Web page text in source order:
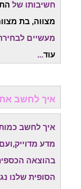
חשיבותו של
מצווה, בת
מעשיים
עוד...
איך לחשב את
איך לחשב
מדע
בהוצאה
הסופית שלנו